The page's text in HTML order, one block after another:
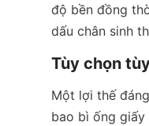
độ bền đồng
dấu chân sinh
Một lợi thế
bao bì ống